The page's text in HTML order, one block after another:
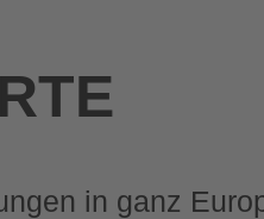
in ganz